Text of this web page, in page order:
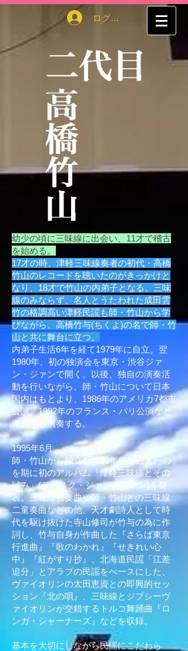
ログイン
幼少の頃に三味線に出会い、11才で稽古
を始める。
17才の時、津軽三味線奏者の初代・高橋
竹山のレコードを聴いたのがきっかけと
なり、18才で竹山の内弟子となる。三味
線のみならず、名人とうたわれた成田雲
竹の格調高い津軽民謡も師・竹山から学
びながら、高橋竹与(ちくよ)の名で師・竹
山と共に舞台に立つ。
内弟子生活6年を経て1979年に自立。翌
1980年、初の独演会を東京・渋谷ジァ
ン・ジァンで開く。以後、独自の演奏活
動を行いながら、師・竹山について日本
国内はもとより、1986年のアメリカ7都市
公演、1992年のフランス・パリ公演など
海外でも演奏する。
1995年6月
師・竹山から独立して15年目を迎えたの
を期に初のアルパム「津軽三味線とその
試み」(ディスク・ジァン・ジァン)を発
表。三味線独奏曲や師・竹山との三味線
二童奏曲などの他、天才劇詩人として時
代を駆け抜けた寺山修司が竹与の為に作
詞し、竹与自身が作曲した『さらば東京
行進曲』『歌のわかれ』『せきれい心
中』『紅がすり抄』、北海道民謡「江差
追分」とアラブの民謡をべ一スにした、
ヴァイオリンの太田恵資との即興的セッ
ション『北の唄』、三味線とジプシーヴ
ァイオリンが交錯するトルコ舞踊曲『ロ
ンガ・シャーナーズ』などを収録。
基本を大切にしながら民謡にこだわら